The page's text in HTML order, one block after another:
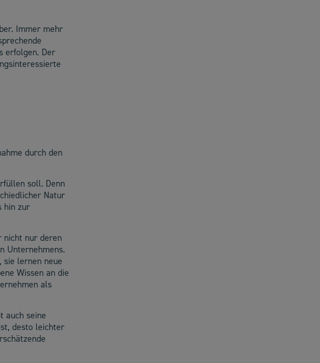
Immer mehr
erfolgen. Der
durch den
soll. Denn
Natur
hin zur
nicht nur deren
Unternehmens.
sie lernen neue
Wissen an die
als
auch seine
desto leichter